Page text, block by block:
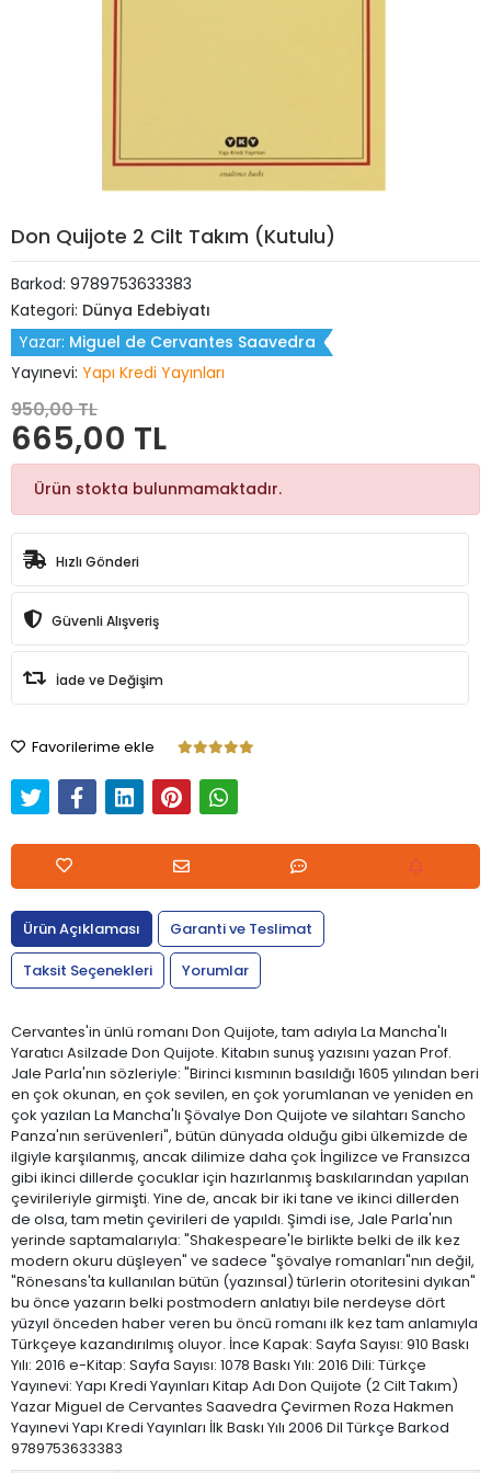
Don Quijote 2 Cilt Takım (Kutulu)
Barkod: 9789753633383
Kategori: Dünya Edebiyatı
Yazar: Miguel de Cervantes Saavedra
Yayınevi: Yapı Kredi Yayınları
950,00 TL
665,00 TL
Ürün stokta bulunmamaktadır.
Hızlı Gönderi
Güvenli Alışveriş
İade ve Değişim
Favorilerime ekle
Ürün Açıklaması
Garanti ve Teslimat
Taksit Seçenekleri
Yorumlar
Cervantes'in ünlü romanı Don Quijote, tam adıyla La Mancha'lı
Yaratıcı Asilzade Don Quijote. Kitabın sunuş yazısını yazan Prof.
Jale Parla'nın sözleriyle: "Birinci kısmının basıldığı 1605 yılından beri
en çok okunan, en çok sevilen, en çok yorumlanan ve yeniden en
çok yazılan La Mancha'lı Şövalye Don Quijote ve silahtarı Sancho
Panza'nın serüvenleri", bütün dünyada olduğu gibi ülkemizde de
ilgiyle karşılanmış, ancak dilimize daha çok İngilizce ve Fransızca
gibi ikinci dillerde çocuklar için hazırlanmış baskılarından yapılan
çevirileriyle girmişti. Yine de, ancak bir iki tane ve ikinci dillerden
de olsa, tam metin çevirileri de yapıldı. Şimdi ise, Jale Parla'nın
yerinde saptamalarıyla: "Shakespeare'le birlikte belki de ilk kez
modern okuru düşleyen" ve sadece "şövalye romanları"nın değil,
"Rönesans'ta kullanılan bütün (yazınsal) türlerin otoritesini dyıkan"
bu önce yazarın belki postmodern anlatıyı bile nerdeyse dört
yüzyıl önceden haber veren bu öncü romanı ilk kez tam anlamıyla
Türkçeye kazandırılmış oluyor. İnce Kapak: Sayfa Sayısı: 910 Baskı
Yılı: 2016 e-Kitap: Sayfa Sayısı: 1078 Baskı Yılı: 2016 Dili: Türkçe
Yayınevi: Yapı Kredi Yayınları Kitap Adı Don Quijote (2 Cilt Takım)
Yazar Miguel de Cervantes Saavedra Çevirmen Roza Hakmen
Yayınevi Yapı Kredi Yayınları İlk Baskı Yılı 2006 Dil Türkçe Barkod
9789753633383